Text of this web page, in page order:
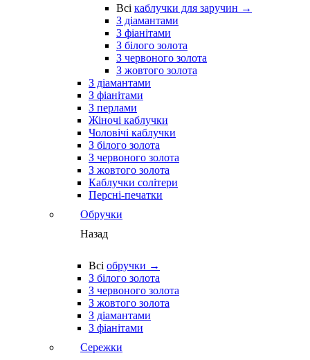
Всі каблучки для заручин →
З діамантами
З фіанітами
З білого золота
З червоного золота
З жовтого золота
З діамантами
З фіанітами
З перлами
Жіночі каблучки
Чоловічі каблучки
З білого золота
З червоного золота
З жовтого золота
Каблучки солітери
Персні-печатки
Обручки
Назад
Всі обручки →
З білого золота
З червоного золота
З жовтого золота
З діамантами
З фіанітами
Сережки